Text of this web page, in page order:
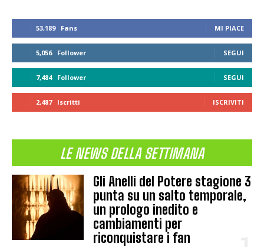
53,189 Fans MI PIACE
5,056 Follower SEGUI
7,484 Follower SEGUI
2,487 Iscritti ISCRIVITI
LE NEWS DELLA SETTIMANA
Gli Anelli del Potere stagione 3
punta su un salto temporale,
un prologo inedito e
cambiamenti per
riconquistare i fan